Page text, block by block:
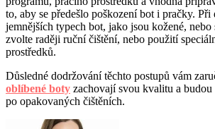
to, aby se předešlo poškození bot i pračky. Při
jemnějších typech bot, jako jsou kožené,
zvolte raději ruční čištění, nebo použití
prostředků.
Důsledné dodržování těchto postupů vám
oblíbené boty zachovají svou kvalitu a
po opakovaných čištěních.